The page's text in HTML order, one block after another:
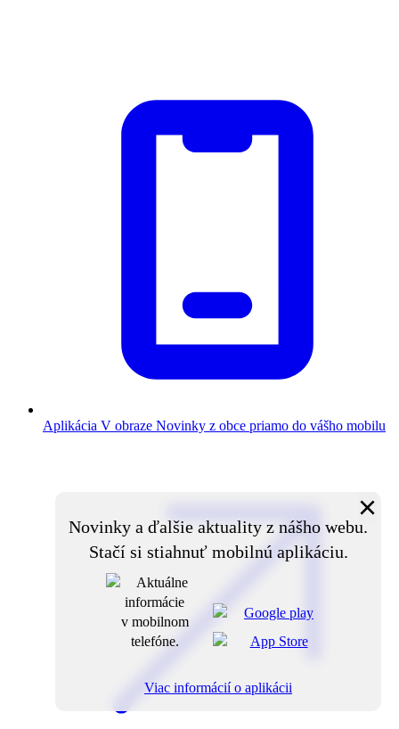
Aplikácia V obraze Novinky z obce priamo do vášho mobilu
Novinky a ďalšie aktuality z nášho webu.
Stačí si stiahnuť mobilnú aplikáciu.
×
Viac informácií o aplikácii